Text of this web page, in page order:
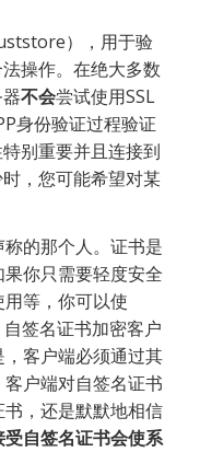
），用于验
操作。在绝大多数
不会尝试使用SSL
身份验证过程验证
别重要并且连接到
，您可能希望对某
的那个人。证书是
你只需要轻度安全
等，你可以使
签名证书加密客户
客户端必须通过其
户端对自签名证书
，还是默默地相信
受自签名证书会使系